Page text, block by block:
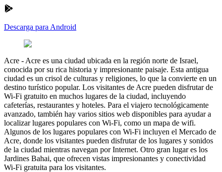
Descarga para Android
Acre - Acre es una ciudad ubicada en la región norte de Israel,
conocida por su rica historia y impresionante paisaje. Esta antigua
ciudad es un crisol de culturas y religiones, lo que la convierte en un
destino turístico popular. Los visitantes de Acre pueden disfrutar de
Wi-Fi gratuito en muchos lugares de la ciudad, incluyendo
cafeterías, restaurantes y hoteles. Para el viajero tecnológicamente
avanzado, también hay varios sitios web disponibles para ayudar a
localizar lugares populares con Wi-Fi, como un mapa de wifi.
Algunos de los lugares populares con Wi-Fi incluyen el Mercado de
Acre, donde los visitantes pueden disfrutar de los lugares y sonidos
de la ciudad mientras navegan por Internet. Otro gran lugar es los
Jardines Bahai, que ofrecen vistas impresionantes y conectividad
Wi-Fi gratuita para los visitantes.